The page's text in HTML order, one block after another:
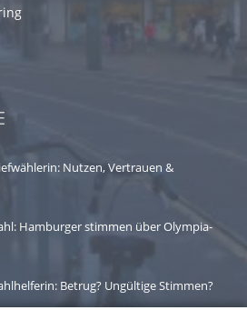
Nutzen, Vertrauen &
Hamburger stimmen über Olympia-
Betrug? Ungültige Stimmen?